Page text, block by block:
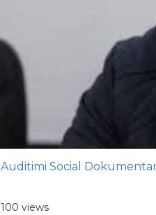
Auditimi Social
100 views